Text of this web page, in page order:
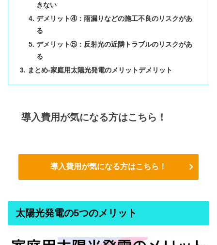
きない
デメリット④：雨漏りなどの施工不良のリスクがあ
る
デメリット⑤：反射光の近隣トラブルのリスクがあ
る
まとめ-家庭用太陽光発電のメリットデメリット
導入費用が気になる方はこちら！
導入費用が気になる方はこちら！
太陽光発電の5つのメリット